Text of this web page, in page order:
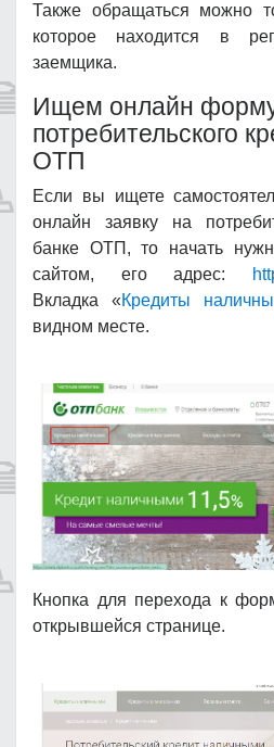
Также обращаться можно
которое находится в
заемщика.
Ищем онлайн
потребительского
ОТП
Если вы ищете
онлайн заявку на
банке ОТП, то начать
сайтом, его адрес:
Вкладка «Кредиты
видном месте.
Кнопка для перехода к
открывшейся странице.